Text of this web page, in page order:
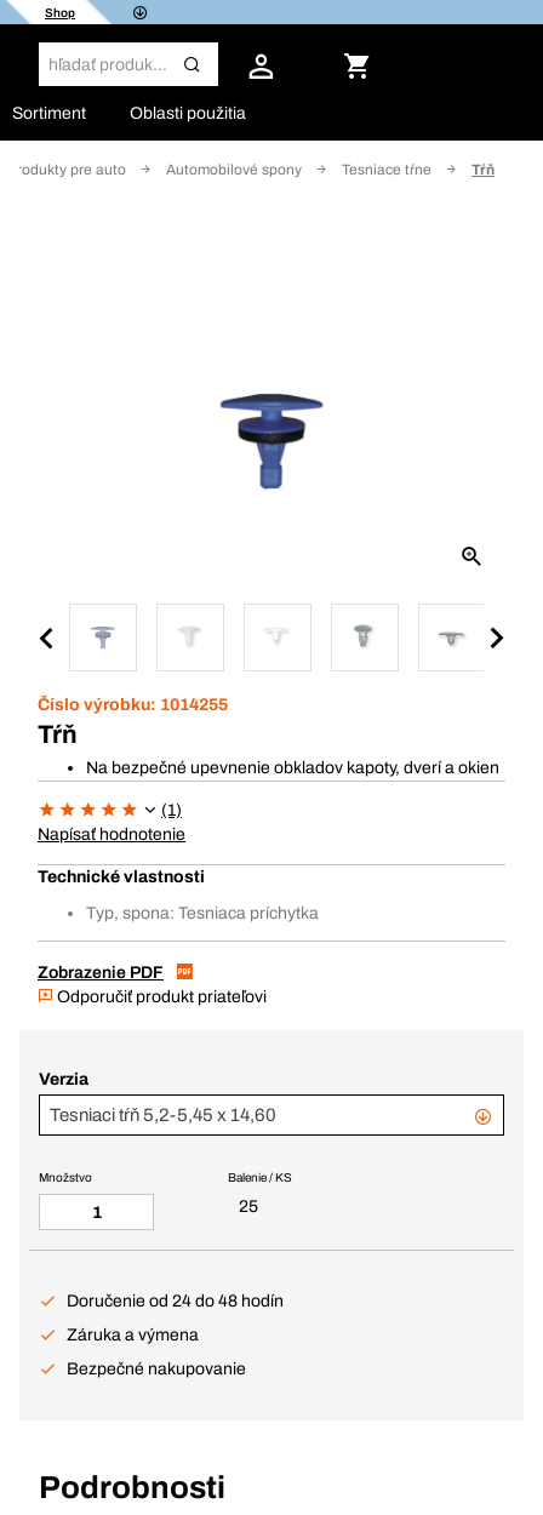
Shop
Sortiment Oblasti použitia
Produkty pre auto Automobilové spony Tesniace tŕne Tŕň
Číslo výrobku: 1014255
Tŕň
Na bezpečné upevnenie obkladov kapoty, dverí a okien
(1)
Napísať hodnotenie
Technické vlastnosti
Typ, spona: Tesniaca príchytka
Zobrazenie PDF
Odporučiť produkt priateľovi
Verzia
Tesniaci tŕň 5,2-5,45 x 14,60
Balenie / KS
25
Množstvo
Doručenie od 24 do 48 hodín
Záruka a výmena
Bezpečné nakupovanie
Podrobnosti